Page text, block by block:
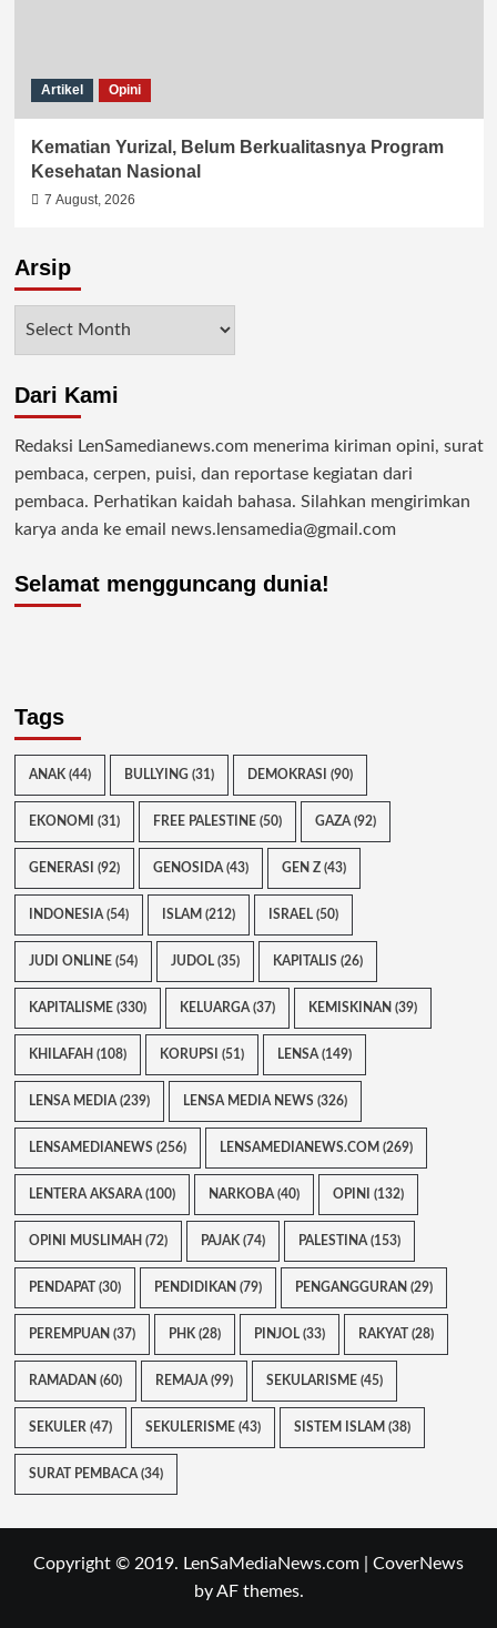
Artikel Opini
Kematian Yurizal, Belum Berkualitasnya Program
Kesehatan Nasional
7 August, 2026
Arsip
Dari Kami
Redaksi LenSamedianews.com menerima kiriman opini, surat
pembaca, cerpen, puisi, dan reportase kegiatan dari
pembaca. Perhatikan kaidah bahasa. Silahkan mengirimkan
karya anda ke email news.lensamedia@gmail.com
Selamat mengguncang dunia!
Tags
ANAK(44) BULLYING (31) DEMOKRASI (90)
EKONOMI (31) FREE PALESTINE (50) GAZA(92)
GENERASI (92) GENOSIDA(43) GEN Z(43)
INDONESIA(54) ISLAM (212) ISRAEL(50)
JUDI ONLINE (54) JUDOL(35) KAPITALIS (26)
KAPITALISME (330) KELUARGA(37) KEMISKINAN (39)
KHILAFAH (108) KORUPSI (51) LENSA(149)
LENSA MEDIA(239) LENSA MEDIA NEWS (326)
LENSAMEDIANEWS (256) LENSAMEDIANEWS.COM (269)
LENTERA AKSARA(100) NARKOBA(40) OPINI (132)
OPINI MUSLIMAH (72) PAJAK(74) PALESTINA(153)
PENDAPAT(30) PENDIDIKAN (79) PENGANGGURAN (29)
PEREMPUAN (37) PHK(28) PINJOL(33) RAKYAT(28)
RAMADAN (60) REMAJA(99) SEKULARISME (45)
SEKULER (47) SEKULERISME (43) SISTEM ISLAM (38)
SURAT PEMBACA(34)
Copyright © 2019. LenSaMediaNews.com
CoverNews
by AF themes.